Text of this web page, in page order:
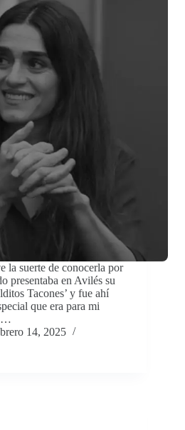
la suerte de conocerla por
presentaba en Avilés su
Tacones’ y fue ahí
que era para mi
14, 2025